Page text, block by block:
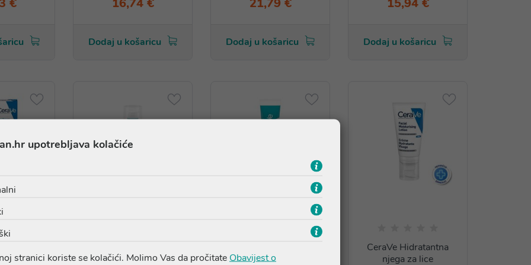
€ 16,74 €
Dodaj u košaricu
21,79 €
Dodaj u košaricu
15,94 €
Dodaj u košaricu
oko
sklonu
CeraVe Hidratantna
njega za lice
upotrebljava kolačiće
stranici koriste se kolačići. Molimo Vas da pročitateObavijest o